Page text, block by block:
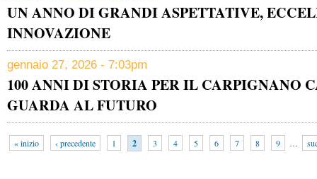
UN ANNO DI GRANDI ASPETTATIVE,
INNOVAZIONE
gennaio 27, 2026 - 7:03pm
100 ANNI DI STORIA PER IL CARPIGNANO
GUARDA AL FUTURO
« inizio ‹ precedente 1 2 3 4 5 6 7 8 9 …